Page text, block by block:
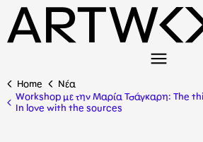
Home
Nέα
Workshop με την Μαρία Τσάγκαρη: The
In love with the sources